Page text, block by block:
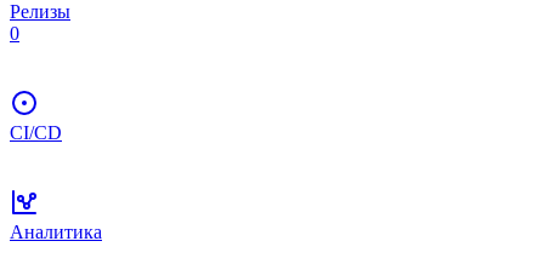
Релизы
0
CI/CD
Аналитика